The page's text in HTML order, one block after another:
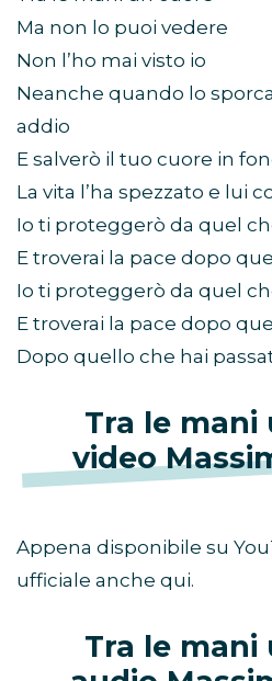
Ma non lo puoi vedere
Non l’ho mai visto io
Neanche quando lo
addio
E salverò il tuo cuore in
La vita l’ha spezzato e lui
Io ti proteggerò da quel
E troverai la pace dopo
Io ti proteggerò da quel
E troverai la pace dopo
Dopo quello che hai
Tra le mani
video
Appena disponibile su
ufficiale anche qui.
Tra le mani